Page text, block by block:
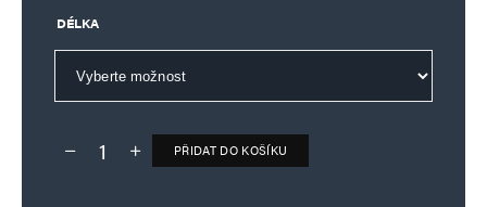
DÉLKA
Deník TO – verze bez reklam množství
PŘIDAT DO KOŠÍKU